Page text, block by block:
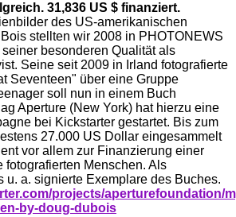
31,836 US $ finanziert.
des US-amerikanischen
stellten wir 2008 in PHOTONEWS
besonderen Qualität als
Seine seit 2009 in Irland fotografierte
Seventeen" über eine Gruppe
soll nun in einem Buch
Aperture (New York) hat hierzu eine
bei Kickstarter gestartet. Bis zum
27.000 US Dollar eingesammelt
vor allem zur Finanzierung einer
fotografierten Menschen. Als
u. a. signierte Exemplare des Buches.
projects/aperturefoundation/
by-doug-dubois